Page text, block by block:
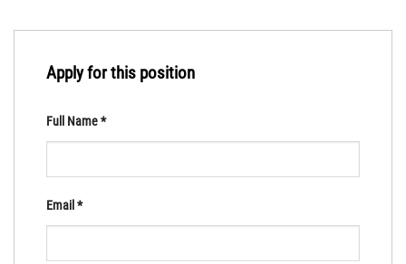
Apply for this position
Full Name*
Email *